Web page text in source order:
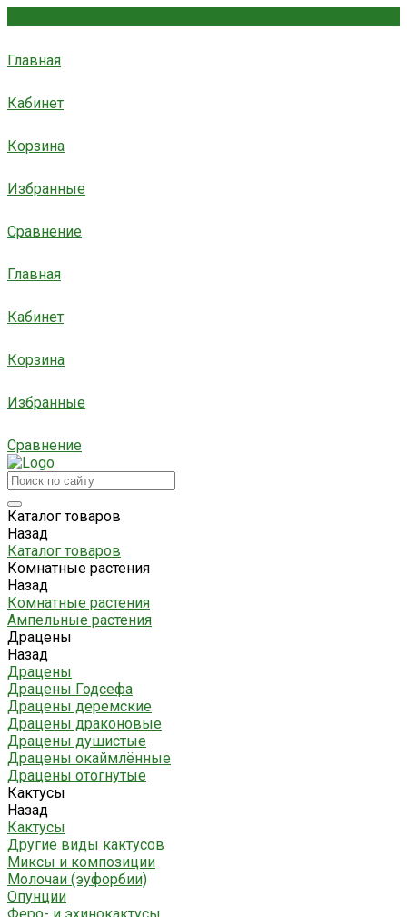
Главная
Кабинет
Корзина
Избранные
Сравнение
Главная
Кабинет
Корзина
Избранные
Сравнение
Каталог товаров
Назад
Каталог товаров
Комнатные растения
Назад
Комнатные растения
Ампельные растения
Драцены
Назад
Драцены
Драцены Годсефа
Драцены деремские
Драцены драконовые
Драцены душистые
Драцены окаймлённые
Драцены отогнутые
Кактусы
Назад
Кактусы
Другие виды кактусов
Миксы и композиции
Молочаи (эуфорбии)
Опунции